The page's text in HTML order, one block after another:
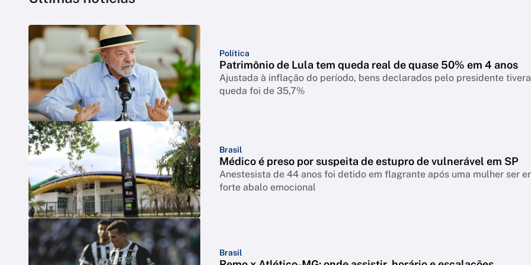
Política
Patrimônio de Lula tem queda real de quase 50% em 4 anos
Ajustada à inflação do período, bens declarados pelo presidente
queda foi de 35,7%
Brasil
Médico é preso por suspeita de estupro de vulnerável em SP
Anestesista de 44 anos foi detido em flagrante após uma mulher ser
forte abalo emocional
Brasil